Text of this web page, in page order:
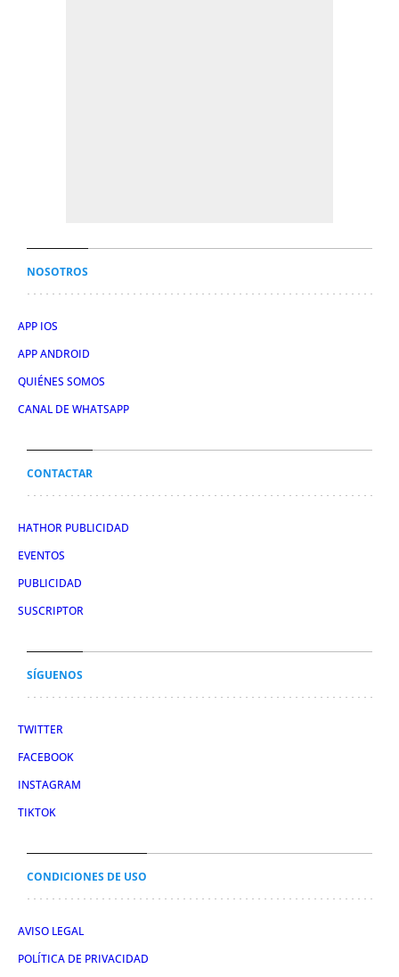
NOSOTROS
APP IOS
APP ANDROID
QUIÉNES SOMOS
CANAL DE WHATSAPP
CONTACTAR
HATHOR PUBLICIDAD
EVENTOS
PUBLICIDAD
SUSCRIPTOR
SÍGUENOS
TWITTER
FACEBOOK
INSTAGRAM
TIKTOK
CONDICIONES DE USO
AVISO LEGAL
POLÍTICA DE PRIVACIDAD